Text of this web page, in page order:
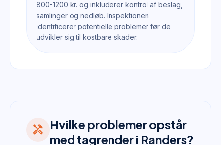
800-1200 kr. og inkluderer kontrol af beslag,
samlinger og nedløb. Inspektionen
identificerer potentielle problemer før de
udvikler sig til kostbare skader.
handyman Hvilke problemer opstår
med tagrender i Randers?